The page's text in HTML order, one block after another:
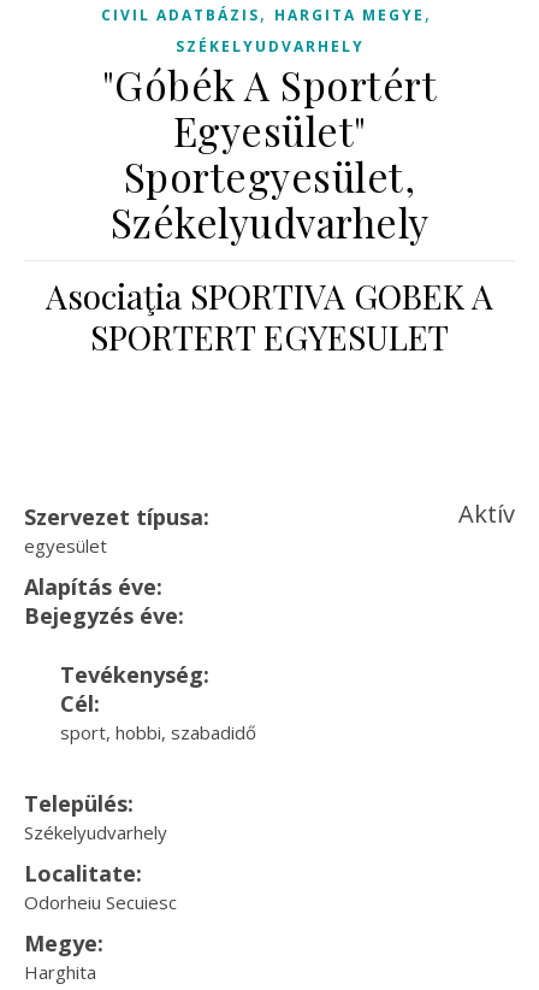
CIVIL ADATBÁZIS, HARGITA MEGYE ,
SZÉKELYUDVARHELY
"Góbék A Sportért
Egyesület"
Sportegyesület,
Székelyudvarhely
Asociaţia SPORTIVA GOBEK A
SPORTERT EGYESULET
Szervezet típusa:
egyesület
Aktív
Alapítás éve:
Bejegyzés éve:
Tevékenység:
Cél:
sport, hobbi, szabadidő
Település:
Székelyudvarhely
Localitate:
Odorheiu Secuiesc
Megye:
Harghita